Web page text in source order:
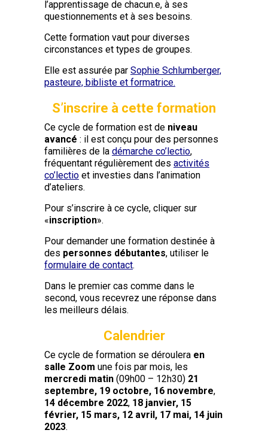
l’apprentissage de chacun.e, à ses
questionnements et à ses besoins.
Cette formation vaut pour diverses
circonstances et types de groupes.
Elle est assurée par Sophie Schlumberger,
pasteure, bibliste et formatrice.
S’inscrire à cette formation
Ce cycle de formation est de niveau
avancé : il est conçu pour des personnes
familières de la démarche co’lectio,
fréquentant régulièrement des activités
co’lectio et investies dans l’animation
d’ateliers.
Pour s’inscrire à ce cycle, cliquer sur
«inscription».
Pour demander une formation destinée à
des personnes débutantes, utiliser le
formulaire de contact.
Dans le premier cas comme dans le
second, vous recevrez une réponse dans
les meilleurs délais.
Calendrier
Ce cycle de formation se déroulera en
salle Zoom une fois par mois, les
mercredi matin (09h00 – 12h30) 21
septembre, 19 octobre, 16 novembre,
14 décembre 2022, 18 janvier, 15
février, 15 mars, 12 avril, 17 mai, 14 juin
2023.